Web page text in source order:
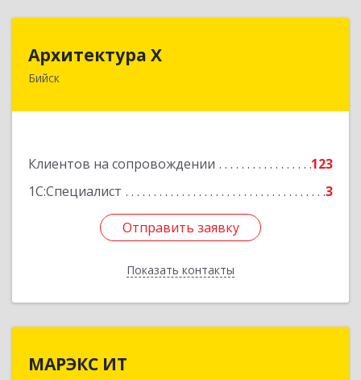
Архитектура Х
Бийск
Клиентов на сопровождении
123
1С:Специалист
3
Отправить заявку
Показать контакты
659300, Алтайский край, Бийск г, Турусова ул,
Отправить заявку
Назад
МАРЭКС ИТ